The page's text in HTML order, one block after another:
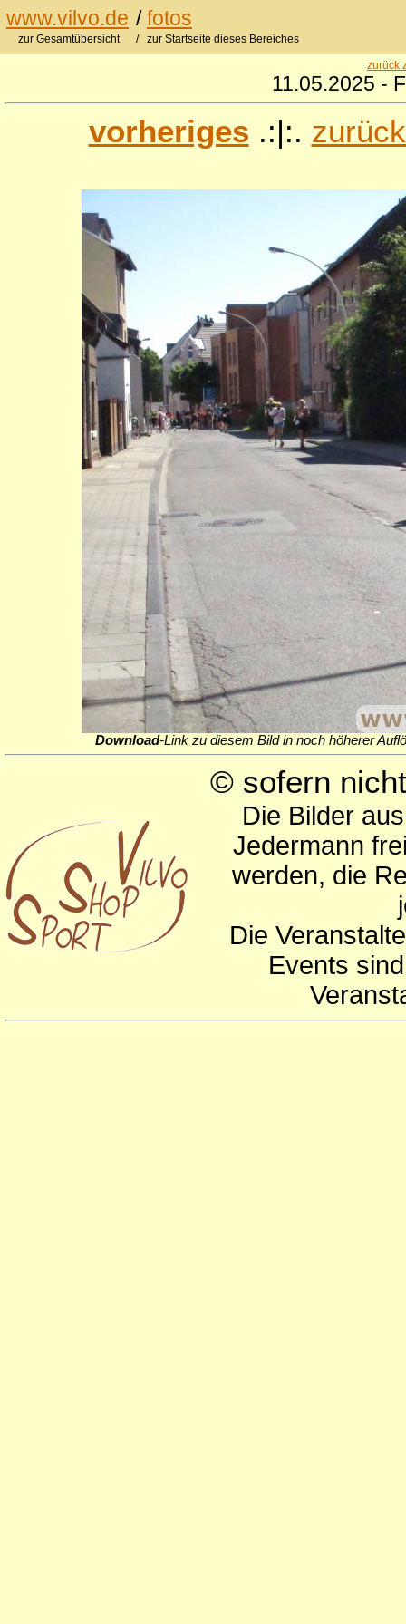
www.vilvo.de /fotos
zur Gesamtübersicht / zur Startseite dieses Bereiches
zurück
11.05.2025 -
vorheriges .:|:.
Download-Link zu diesem Bild in noch höherer
© sofern
Die Bilder
Jedermann
werden, die
Die
Events